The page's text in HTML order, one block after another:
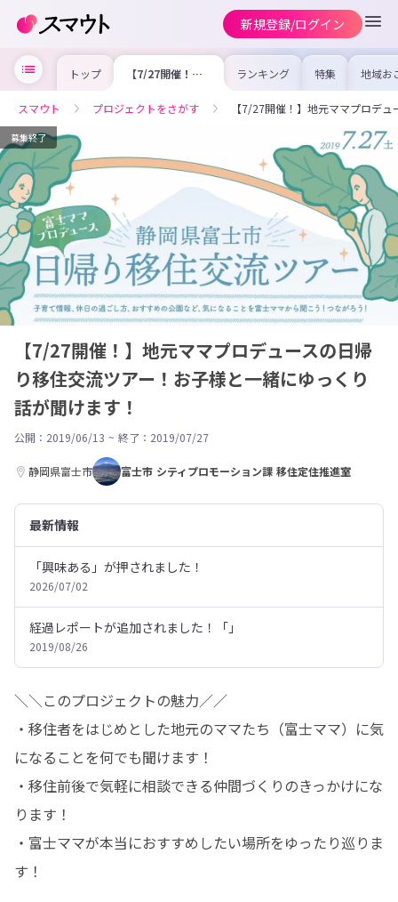
新規登録/ログイン
トップ 【7/27開催！】
地元ママプロデュ
交流ツアー！お子
様と一緒にゆっく
ランキング 特集 地域お
の求
を集め
事内容
を比較
けよう
スマウト プロジェクトをさがす 【7/27開催！】地元ママプロデ
募集終了
【7/27開催！】地元ママプロデュースの日帰
り移住交流ツアー！お子様と一緒にゆっくり
話が聞けます！
公開：2019/06/13 ~ 終了：2019/07/27
静岡県富士市 富士市 シティプロモーション課 移住定住推進室
最新情報
「興味ある」が押されました！
2026/07/02
経過レポートが追加されました！「」
2019/08/26
＼＼このプロジェクトの魅力／／
・移住者をはじめとした地元のママたち（富士ママ）に気
になることを何でも聞けます！
・移住前後で気軽に相談できる仲間づくりのきっかけにな
ります！
・富士ママが本当におすすめしたい場所をゆったり巡りま
す！